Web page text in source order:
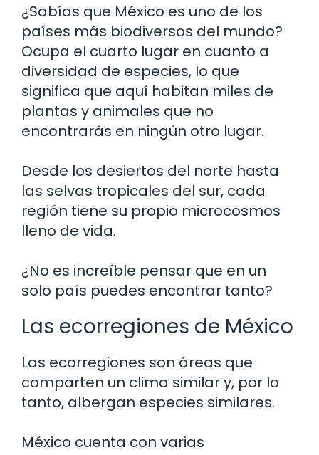
¿Sabías que México es uno de los
países más biodiversos del mundo?
Ocupa el cuarto lugar en cuanto a
diversidad de especies, lo que
significa que aquí habitan miles de
plantas y animales que no
encontrarás en ningún otro lugar.
Desde los desiertos del norte hasta
las selvas tropicales del sur, cada
región tiene su propio microcosmos
lleno de vida.
¿No es increíble pensar que en un
solo país puedes encontrar tanto?
Las ecorregiones de México
Las ecorregiones son áreas que
comparten un clima similar y, por lo
tanto, albergan especies similares.
México cuenta con varias